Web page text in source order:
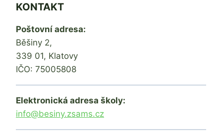
KONTAKT
Poštovní adresa:
Běšiny 2,
339 01, Klatovy
IČO: 75005808
Elektronická adresa školy:
info@besiny.zsams.cz